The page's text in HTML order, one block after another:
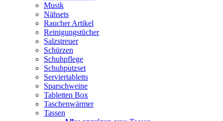
Musik
Nähsets
Raucher Artikel
Reinigungstücher
Salzstreuer
Schürzen
Schuhpflege
Schuhputzset
Serviertabletts
Sparschweine
Tabletten Box
Taschenwärmer
Tassen